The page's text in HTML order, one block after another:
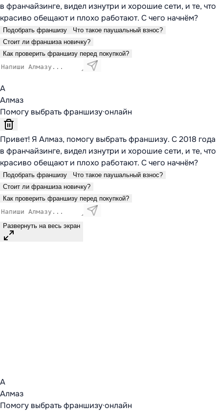
в франчайзинге, видел изнутри и хорошие сети, и те, что
красиво обещают и плохо работают. С чего начнём?
Подобрать франшизу
Что такое паушальный взнос?
Стоит ли франшиза новичку?
Как проверить франшизу перед покупкой?
А
Алмаз
Помогу выбрать франшизу·онлайн
Привет! Я Алмаз, помогу выбрать франшизу. С 2018 года
в франчайзинге, видел изнутри и хорошие сети, и те, что
красиво обещают и плохо работают. С чего начнём?
Подобрать франшизу
Что такое паушальный взнос?
Стоит ли франшиза новичку?
Как проверить франшизу перед покупкой?
Развернуть на весь экран
А
Алмаз
Помогу выбрать франшизу·онлайн